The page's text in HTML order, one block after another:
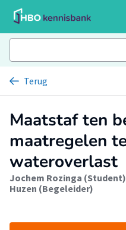
Terug
Maatstaf ten
maatregelen
wateroverlast
Jochem Rozinga (Student)
Huzen (Begeleider)